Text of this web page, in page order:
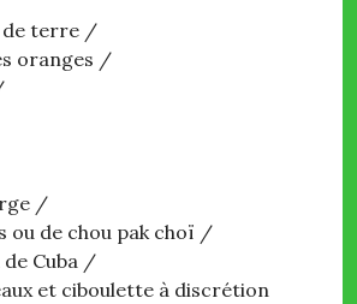
de terre /
oranges /
/
ou de chou pak choï /
de Cuba /
et ciboulette à discrétion